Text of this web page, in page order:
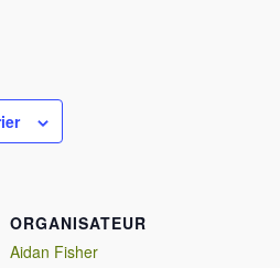
ORGANISATEUR
Aidan Fisher